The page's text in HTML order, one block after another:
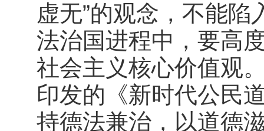
虚无”的观念，不能
法治国进程中，要高
社会主义核心价值观
印发的《新时代公民
持德法兼治，以道德